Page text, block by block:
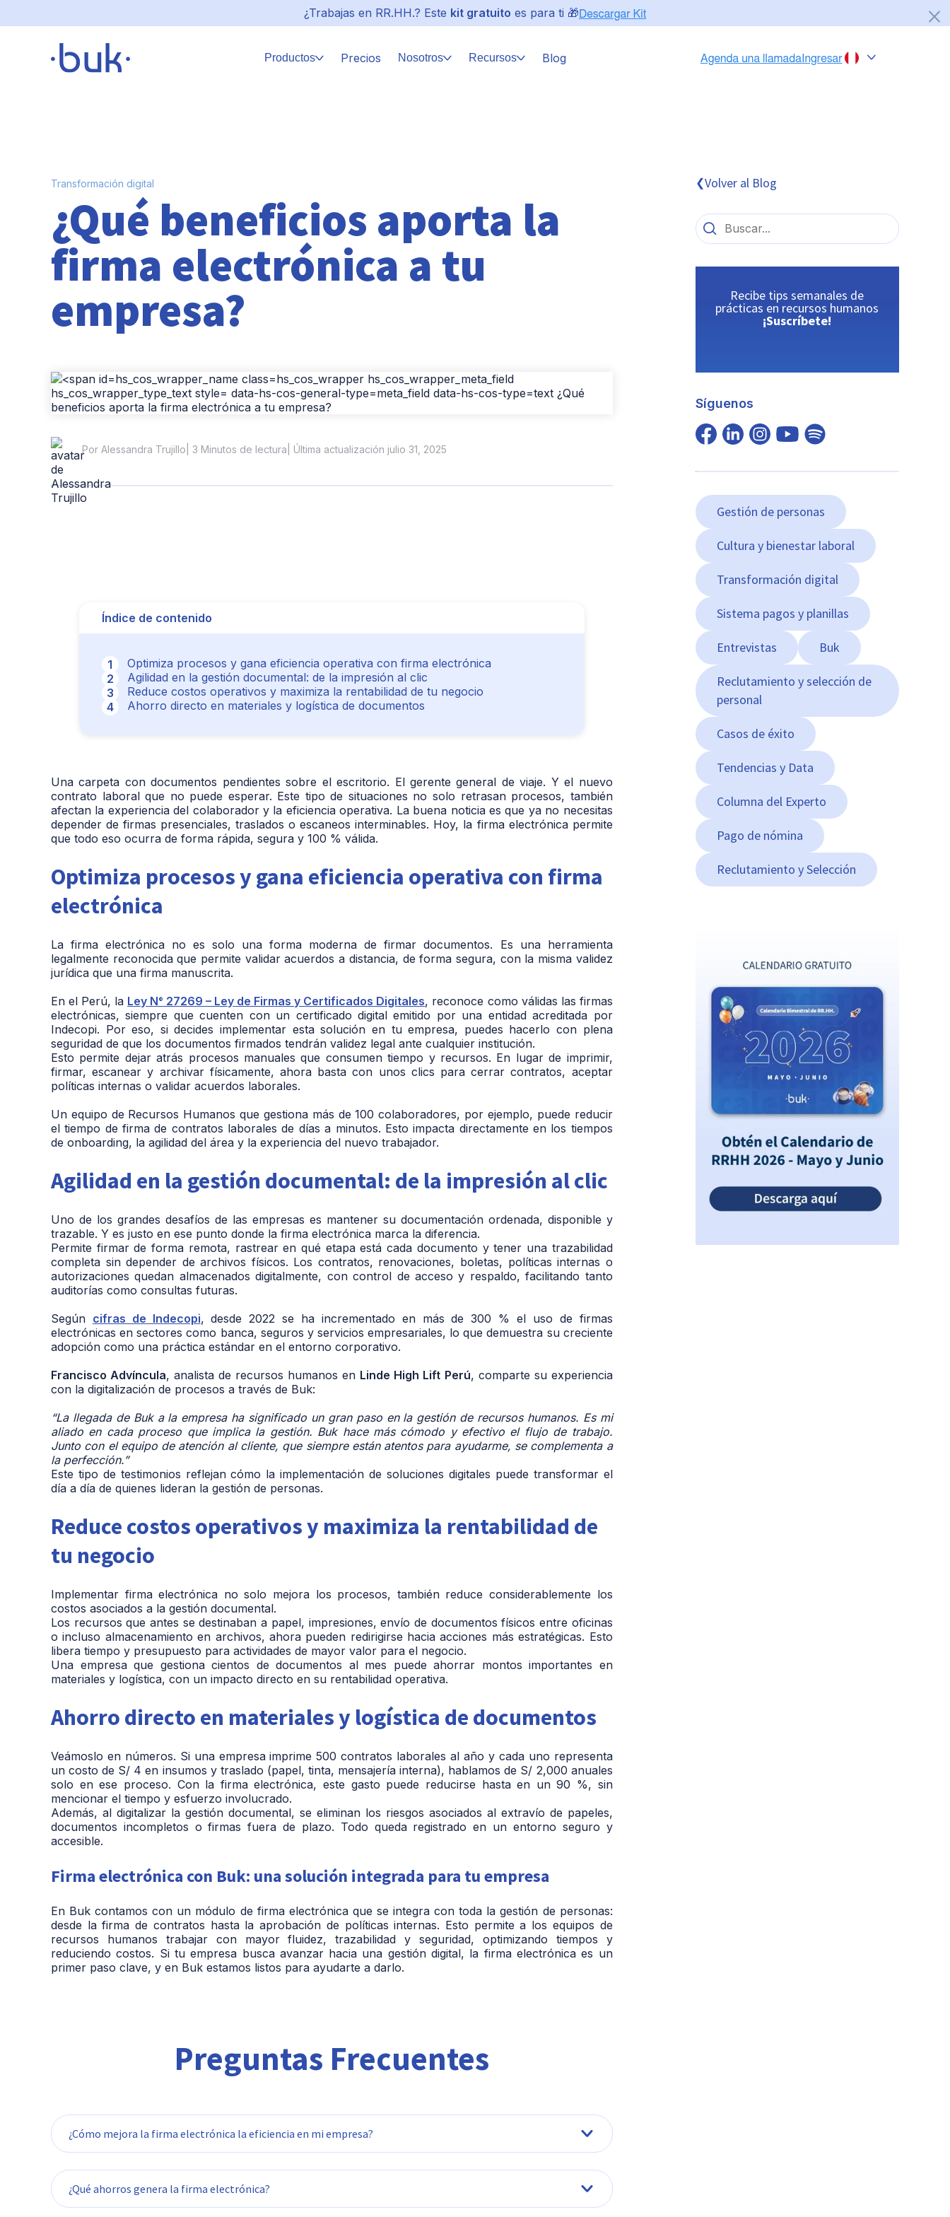
¿Trabajas en RR.HH.? Este kit gratuito es para ti 🎁
Productos Precios Nosotros Recursos Blog
México
Transformación digital
¿Qué beneficios aporta la
firma electrónica a tu
empresa?
Por Alessandra Trujillo | 3 Minutos de lectura | Última actualización julio 31, 2025
Índice de contenido
Optimiza procesos y gana eficiencia operativa con firma electrónica
Agilidad en la gestión documental: de la impresión al clic
Reduce costos operativos y maximiza la rentabilidad de tu negocio
Ahorro directo en materiales y logística de documentos
Una carpeta con documentos pendientes sobre el escritorio. El gerente general de viaje. Y el nuevo
contrato laboral que no puede esperar. Este tipo de situaciones no solo retrasan procesos, también
afectan la experiencia del colaborador y la eficiencia operativa. La buena noticia es que ya no necesitas
depender de firmas presenciales, traslados o escaneos interminables. Hoy, la firma electrónica permite
que todo eso ocurra de forma rápida, segura y 100 % válida.
Optimiza procesos y gana eficiencia operativa con firma
electrónica
La firma electrónica no es solo una forma moderna de firmar documentos. Es una herramienta
legalmente reconocida que permite validar acuerdos a distancia, de forma segura, con la misma validez
jurídica que una firma manuscrita.
En el Perú, la Ley N° 27269 – Ley de Firmas y Certificados Digitales, reconoce como válidas las firmas
electrónicas, siempre que cuenten con un certificado digital emitido por una entidad acreditada por
Indecopi. Por eso, si decides implementar esta solución en tu empresa, puedes hacerlo con plena
seguridad de que los documentos firmados tendrán validez legal ante cualquier institución.
Esto permite dejar atrás procesos manuales que consumen tiempo y recursos. En lugar de imprimir,
firmar, escanear y archivar físicamente, ahora basta con unos clics para cerrar contratos, aceptar
políticas internas o validar acuerdos laborales.
Un equipo de Recursos Humanos que gestiona más de 100 colaboradores, por ejemplo, puede reducir
el tiempo de firma de contratos laborales de días a minutos. Esto impacta directamente en los tiempos
de onboarding, la agilidad del área y la experiencia del nuevo trabajador.
Agilidad en la gestión documental: de la impresión al clic
Uno de los grandes desafíos de las empresas es mantener su documentación ordenada, disponible y
trazable. Y es justo en ese punto donde la firma electrónica marca la diferencia.
Permite firmar de forma remota, rastrear en qué etapa está cada documento y tener una trazabilidad
completa sin depender de archivos físicos. Los contratos, renovaciones, boletas, políticas internas o
autorizaciones quedan almacenados digitalmente, con control de acceso y respaldo, facilitando tanto
auditorías como consultas futuras.
Según cifras de Indecopi, desde 2022 se ha incrementado en más de 300 % el uso de firmas
electrónicas en sectores como banca, seguros y servicios empresariales, lo que demuestra su creciente
adopción como una práctica estándar en el entorno corporativo.
Francisco Advíncula, analista de recursos humanos en Linde High Lift Perú, comparte su experiencia
con la digitalización de procesos a través de Buk:
“La llegada de Buk a la empresa ha significado un gran paso en la gestión de recursos humanos. Es mi
aliado en cada proceso que implica la gestión. Buk hace más cómodo y efectivo el flujo de trabajo.
Junto con el equipo de atención al cliente, que siempre están atentos para ayudarme, se complementa a
la perfección.”
Este tipo de testimonios reflejan cómo la implementación de soluciones digitales puede transformar el
día a día de quienes lideran la gestión de personas.
Reduce costos operativos y maximiza la rentabilidad de
tu negocio
Implementar firma electrónica no solo mejora los procesos, también reduce considerablemente los
costos asociados a la gestión documental.
Los recursos que antes se destinaban a papel, impresiones, envío de documentos físicos entre oficinas
o incluso almacenamiento en archivos, ahora pueden redirigirse hacia acciones más estratégicas. Esto
libera tiempo y presupuesto para actividades de mayor valor para el negocio.
Una empresa que gestiona cientos de documentos al mes puede ahorrar montos importantes en
materiales y logística, con un impacto directo en su rentabilidad operativa.
Ahorro directo en materiales y logística de documentos
Veámoslo en números. Si una empresa imprime 500 contratos laborales al año y cada uno representa
un costo de S/ 4 en insumos y traslado (papel, tinta, mensajería interna), hablamos de S/ 2,000 anuales
solo en ese proceso. Con la firma electrónica, este gasto puede reducirse hasta en un 90 %, sin
mencionar el tiempo y esfuerzo involucrado.
Además, al digitalizar la gestión documental, se eliminan los riesgos asociados al extravío de papeles,
documentos incompletos o firmas fuera de plazo. Todo queda registrado en un entorno seguro y
accesible.
Firma electrónica con Buk: una solución integrada para tu empresa
En Buk contamos con un módulo de firma electrónica que se integra con toda la gestión de personas:
desde la firma de contratos hasta la aprobación de políticas internas. Esto permite a los equipos de
recursos humanos trabajar con mayor fluidez, trazabilidad y seguridad, optimizando tiempos y
reduciendo costos. Si tu empresa busca avanzar hacia una gestión digital, la firma electrónica es un
primer paso clave, y en Buk estamos listos para ayudarte a darlo.
Preguntas Frecuentes
¿Cómo mejora la firma electrónica la eficiencia en mi empresa?
flujos de trabajo al eliminar procesos manuales y físicos.
¿Qué ahorros genera la firma electrónica?
❮Volver al Blog
Recibe tips semanales de
prácticas en recursos humanos
¡Suscríbete!
Síguenos
Gestión de personas
Cultura y bienestar laboral
Transformación digital
Sistema pagos y planillas
Entrevistas Buk
Reclutamiento y selección de
personal
Casos de éxito
Tendencias y Data
Columna del Experto
Pago de nómina
Reclutamiento y Selección